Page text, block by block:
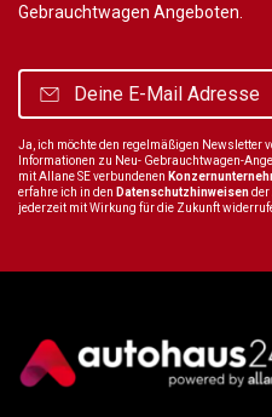
Gebrauchtwagen Angeboten.
Ja, ich möchte den regelmäßigen Newsletter
Informationen zu Neu- Gebrauchtwagen-
mit Allane SE verbundenen
erfahre ich in den Datenschutzhinweisender
jederzeit mit Wirkung für die Zukunft